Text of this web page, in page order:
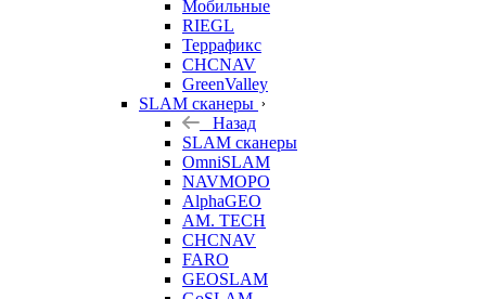
Мобильные
RIEGL
Террафикс
CHCNAV
GreenValley
SLAM сканеры
Назад
SLAM сканеры
OmniSLAM
NAVMOPO
AlphaGEO
AM. TECH
CHCNAV
FARO
GEOSLAM